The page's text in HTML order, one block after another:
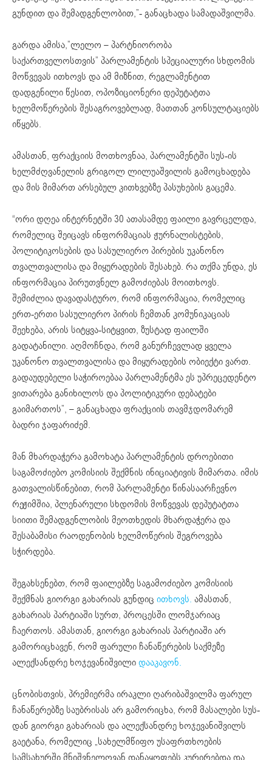
გუნდით და შემადგენლობით,”- განაცხადა სამადაშვილმა.
გარდა ამისა,”ლელო – პარტნიორობა
საქართველოსთვის” პარლამენტის სპეციალური სხდომის
მოწვევას ითხოვს და ამ მიზნით, რეგლამენტით
დადგენილი წესით, ოპოზიციონერი დეპუტატთა
ხელმოწერების შესაგროვებლად, მათთან კონსულტაციებს
იწყებს.
ამასთან, ფრაქციის მოთხოვნაა, პარლამენტში სუს-ის
ხელმძღვანელის გრიგოლ ლილუაშვილის გამოცხადება
და მის მიმართ არსებულ კითხვებზე პასუხების გაცემა.
“ორი დღეა ინტერნეტში 30 ათასამდე ფაილი გავრცელდა,
რომელიც შეიცავს ინფორმაციას ჟურნალისტების,
პოლიტიკოსების და სასულიერო პირების უკანონო
თვალთვალისა და მიყურადების შესახებ. რა თქმა უნდა, ეს
ინფორმაცია პირუთვნელ გამოძიებას მოითხოვს.
შემიძლია დავადასტურო, რომ ინფორმაცია, რომელიც
ერთ-ერთი სასულიერო პირის ჩემთან კომუნიკაციას
შეეხება, არის სიტყვა-სიტყვით, ზუსტად ფაილში
გადატანილი. აღმოჩნდა, რომ განურჩევლად ყველა
უკანონო თვალთვალისა და მიყურადების ობიექტი ვართ.
გადაუდებელი საჭიროებაა პარლამენტმა ეს უპრეცედენტო
ვითარება განიხილოს და პოლიტიკური დებატები
გაიმართოს”, – განაცხადა ფრაქციის თავმჯდომარემ
ბადრი ჯაფარიძემ.
მან მხარდაჭერა გამოხატა პარლამენტის დროებითი
საგამოძიებო კომისიის შექმნის ინიციატივის მიმართა. იმის
გათვალისწინებით, რომ პარლამენტი წინასაარჩევნო
რეჟიმშია, პლენარული სხდომის მოწვევას დეპუტატთა
სიითი შემადგენლობის მეოთხედის მხარდაჭერა და
შესაბამისი რაოდენობის ხელმოწერის შეგროვება
სჭირდება.
შეგახსენებთ, რომ ფაილებზე საგამოძიებო კომისიის
შექმნას გიორგი გახარიას გუნდიც ითხოვს. ამასთან,
გახარიას პარტიაში სურთ, პროცესში ლომჯარიაც
ჩაერთოს. ამასთან, გიორგი გახარიას პარტიაში არ
გამორიცხავენ, რომ ფარული ჩანაწერების საქმეზე
ალექსანდრე ხოჯევანიშვილიდააკავონ.
ცნობისთვის, პრემიერმა ირაკლი ღარიბაშვილმა ფარულ
ჩანაწერებზე საუბრისას არ გამორიცხა, რომ მასალები სუს-
დან გიორგი გახარიას და ალექსანდრე ხოჯევანიშვილს
გაეტანა, რომელიც „სახელმწიფო უსაფრთხოების